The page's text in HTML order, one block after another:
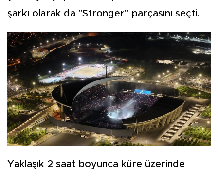
şarkı olarak da "Stronger" parçasını seçti.
Yaklaşık 2 saat boyunca küre üzerinde